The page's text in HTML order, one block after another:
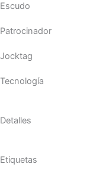
Escudo
Patrocinador
Jocktag
Tecnología
Detalles
Etiquetas